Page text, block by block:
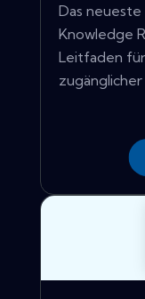
Das
Knowledge
Leitfaden
zugänglicher